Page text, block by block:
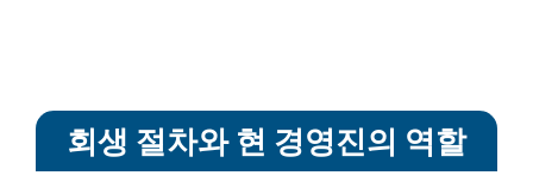
회생 절차와 현 경영진의 역할